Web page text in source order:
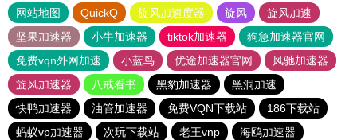
网站地图 QuickQ 旋风加速度器 旋风
旋风加速
坚果加速器
小牛加速器 tiktok加速器
狗急加速器官网
免费vqn外网加速
小蓝鸟 优途加速器官网
风驰加速器
旋风加速器
八戒看书 黑豹加速器
黑洞加速
快鸭加速器
油管加速器 免费VQN下载站
186下载站
蚂蚁vp加速器
次玩下载站 老王vnp
海鸥加速器